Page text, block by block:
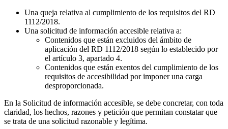
Una queja relativa al cumplimiento de los requisitos del RD
1112/2018.
Una solicitud de información accesible relativa a:
Contenidos que están excluidos del ámbito de
aplicación del RD 1112/2018 según lo establecido por
el artículo 3, apartado 4.
Contenidos que están exentos del cumplimiento de los
requisitos de accesibilidad por imponer una carga
desproporcionada.
En la Solicitud de información accesible, se debe concretar, con toda
claridad, los hechos, razones y petición que permitan constatar que
se trata de una solicitud razonable y legítima.